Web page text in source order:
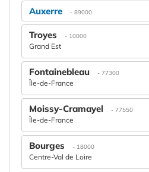
Auxerre - 89000
Troyes - 10000
Grand Est
Fontainebleau - 77300
Île-de-France
Moissy-Cramayel - 77550
Île-de-France
Bourges - 18000
Centre-Val de Loire